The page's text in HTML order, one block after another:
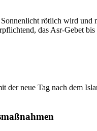
rötlich wird
das Asr-Gebet
der neue Tag nach dem